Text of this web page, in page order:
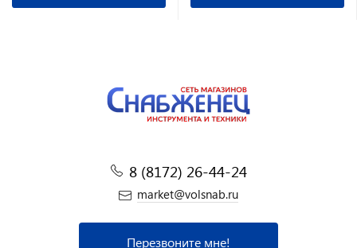
8 (8172) 26-44-24
market@volsnab.ru
Перезвоните мне!